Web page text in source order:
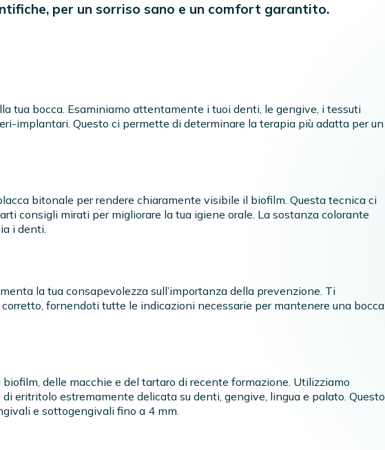
per un sorriso sano e un comfort garantito.
tua bocca. Esaminiamo attentamente i tuoi denti, le gengive, i tessuti
implantari. Questo ci permette di determinare la terapia più adatta per un
bitonale per rendere chiaramente visibile il biofilm. Questa tecnica ci
consigli mirati per migliorare la tua igiene orale. La sostanza colorante
i denti.
la tua consapevolezza sull’importanza della prevenzione. Ti
fornendoti tutte le indicazioni necessarie per mantenere una bocca
delle macchie e del tartaro di recente formazione. Utilizziamo
eritritolo estremamente delicata su denti, gengive, lingua e palato. Questo
e sottogengivali fino a 4 mm.